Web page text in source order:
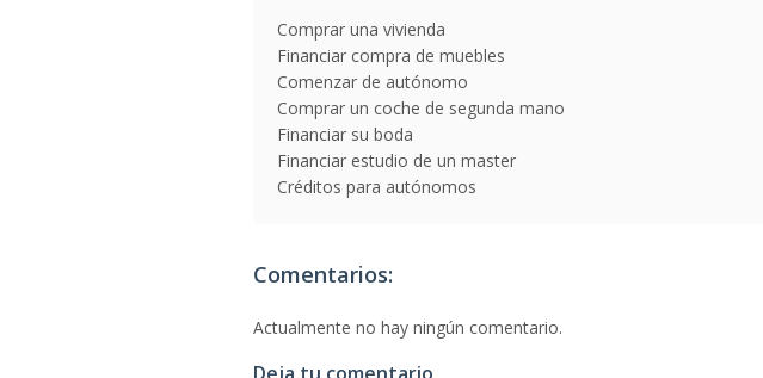
Comprar una vivienda
Financiar compra de muebles
Comenzar de autónomo
Comprar un coche de segunda mano
Financiar su boda
Financiar estudio de un master
Créditos para autónomos
Comentarios:
Actualmente no hay ningún comentario.